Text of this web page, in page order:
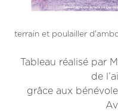
terrain et poulailler
Tableau réalisé par
de
grâce aux